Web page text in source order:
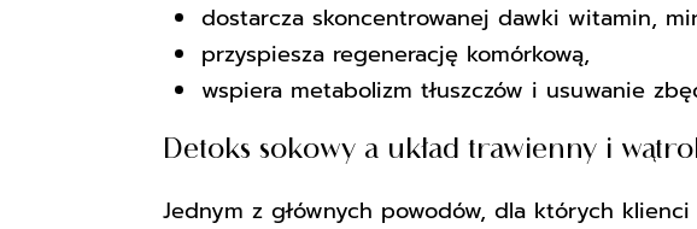
dostarcza skoncentrowanej dawki witamin,
przyspiesza regenerację komórkową,
wspiera metabolizm tłuszczów i usuwanie
Detoks sokowy a układ trawienny i
Jednym z głównych powodów, dla których